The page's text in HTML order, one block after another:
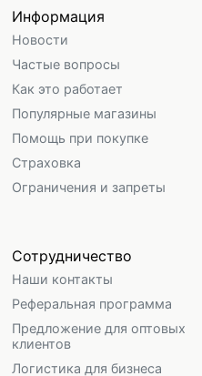
Информация
Новости
Частые вопросы
Как это работает
Популярные магазины
Помощь при покупке
Страховка
Ограничения и запреты
Сотрудничество
Наши контакты
Реферальная программа
Предложение для оптовых
клиентов
Логистика для бизнеса